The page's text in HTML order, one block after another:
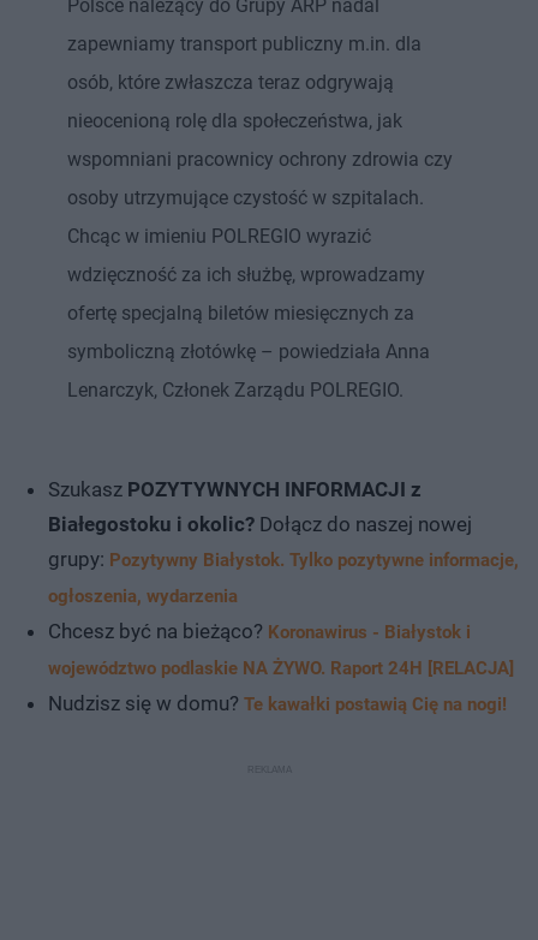
Polsce należący do Grupy ARP nadal
zapewniamy transport publiczny m.in. dla
osób, które zwłaszcza teraz odgrywają
nieocenioną rolę dla społeczeństwa, jak
wspomniani pracownicy ochrony zdrowia czy
osoby utrzymujące czystość w szpitalach.
Chcąc w imieniu POLREGIO wyrazić
wdzięczność za ich służbę, wprowadzamy
ofertę specjalną biletów miesięcznych za
symboliczną złotówkę – powiedziała Anna
Lenarczyk, Członek Zarządu POLREGIO.
Szukasz POZYTYWNYCH INFORMACJI z
Białegostoku i okolic? Dołącz do naszej nowej
grupy: Pozytywny Białystok. Tylko pozytywne informacje,
ogłoszenia, wydarzenia
Chcesz być na bieżąco? Koronawirus - Białystok i
województwo podlaskie NA ŻYWO. Raport 24H [RELACJA]
Nudzisz się w domu? Te kawałki postawią Cię na nogi!